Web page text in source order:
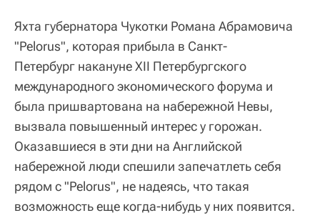
Яхта губернатора Чукотки Романа Абрамовича
"Pelorus", которая прибыла в Санкт-
Петербург накануне XII Петербургского
международного экономического форума и
была пришвартована на набережной Невы,
вызвала повышенный интерес у горожан.
Оказавшиеся в эти дни на Английской
набережной люди спешили запечатлеть себя
рядом с "Pelorus", не надеясь, что такая
возможность еще когда-нибудь у них появится.